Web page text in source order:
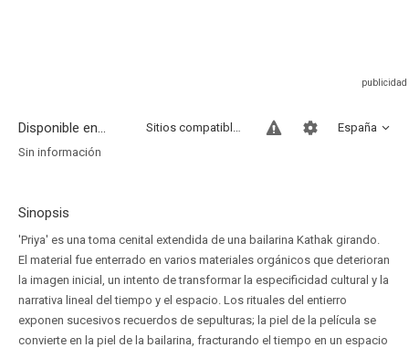
Disponible en... España
Sitios compatibles
Sin información
Sinopsis
'Priya' es una toma cenital extendida de una bailarina Kathak girando.
El material fue enterrado en varios materiales orgánicos que deterioran
la imagen inicial, un intento de transformar la especificidad cultural y la
narrativa lineal del tiempo y el espacio. Los rituales del entierro
exponen sucesivos recuerdos de sepulturas; la piel de la película se
convierte en la piel de la bailarina, fracturando el tiempo en un espacio